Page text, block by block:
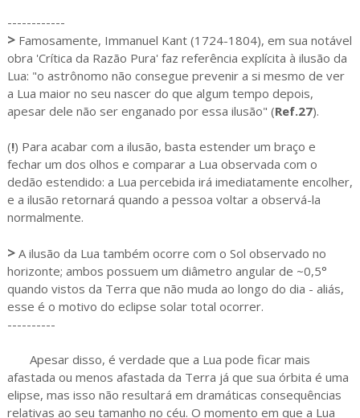
------------
>Famosamente, Immanuel Kant (1724-1804), em sua notável
obra 'Crítica da Razão Pura' faz referência explícita à ilusão da
Lua: "o astrônomo não consegue prevenir a si mesmo de ver
a Lua maior no seu nascer do que algum tempo depois,
apesar dele não ser enganado por essa ilusão" (Ref.27).
(!) Para acabar com a ilusão, basta estender um braço e
fechar um dos olhos e comparar a Lua observada com o
dedão estendido: a Lua percebida irá imediatamente encolher,
e a ilusão retornará quando a pessoa voltar a observá-la
normalmente.
>A ilusão da Lua também ocorre com o Sol observado no
horizonte; ambos possuem um diâmetro angular de ~0,5°
quando vistos da Terra que não muda ao longo do dia - aliás,
esse é o motivo do eclipse solar total ocorrer.
----------
Apesar disso, é verdade que a Lua pode ficar mais
afastada ou menos afastada da Terra já que sua órbita é uma
elipse, mas isso não resultará em dramáticas consequências
relativas ao seu tamanho no céu. O momento em que a Lua